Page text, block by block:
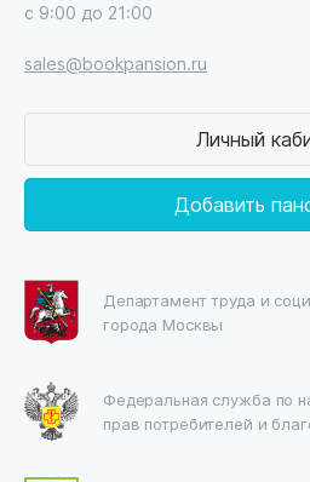
с 9:00 до 21:00
sales@bookpansion.ru
Личный
Добавить
Департамент труда и
города Москвы
Федеральная служба по
прав потребителей и